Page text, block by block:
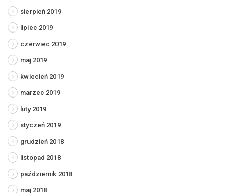
sierpień 2019
lipiec 2019
czerwiec 2019
maj 2019
kwiecień 2019
marzec 2019
luty 2019
styczeń 2019
grudzień 2018
listopad 2018
październik 2018
maj 2018